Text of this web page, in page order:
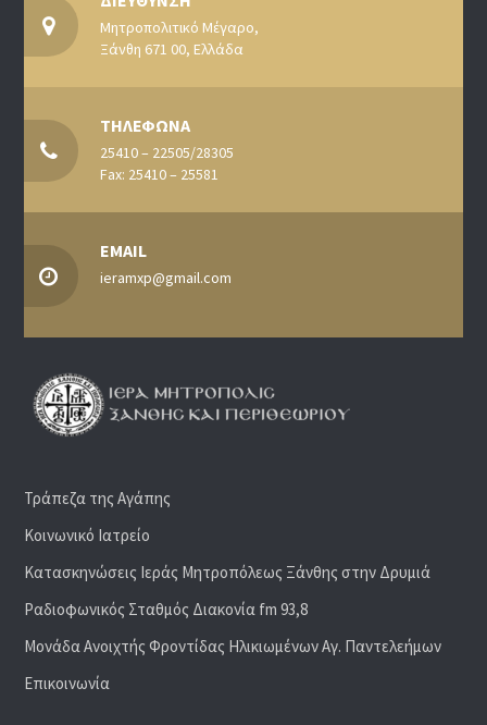
Μητροπολιτικό Μέγαρο,
Ξάνθη 671 00, Ελλάδα
ΤΗΛΕΦΩΝΑ
25410 – 22505/28305
Fax: 25410 – 25581
EMAIL
ieramxp@gmail.com
Τράπεζα της Αγάπης
Κοινωνικό Ιατρείο
Κατασκηνώσεις Ιεράς Μητροπόλεως Ξάνθης στην Δρυμιά
Ραδιoφωνικός Σταθμός Διακονία fm 93,8
Μονάδα Ανοιχτής Φροντίδας Ηλικιωμένων Αγ. Παντελεήμων
Επικοινωνία